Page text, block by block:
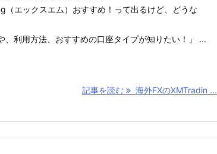
（エックスエム）おすすめ！って出るけど、どうな
、利用方法、おすすめの口座タイプが知りたい！」 ...
記事を読む 海外FXのXMTradin ...